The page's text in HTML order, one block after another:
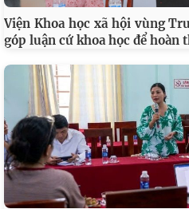
Viện Khoa học xã hội vùng
góp luận cứ khoa học để hoàn